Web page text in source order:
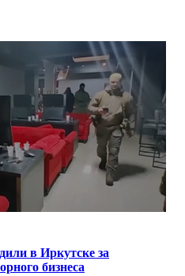
в Иркутске за
бизнеса